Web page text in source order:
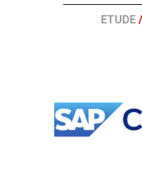
ETUDE/